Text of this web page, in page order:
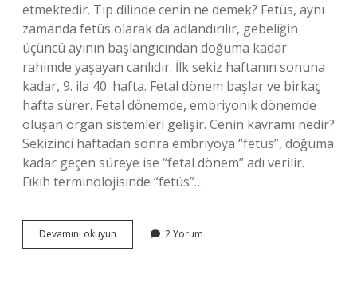
etmektedir. Tıp dilinde cenin ne demek? Fetüs, aynı
zamanda fetüs olarak da adlandırılır, gebeliğin
üçüncü ayının başlangıcından doğuma kadar
rahimde yaşayan canlıdır. İlk sekiz haftanın sonuna
kadar, 9. ila 40. hafta. Fetal dönem başlar ve birkaç
hafta sürer. Fetal dönemde, embriyonik dönemde
oluşan organ sistemleri gelişir. Cenin kavramı nedir?
Sekizinci haftadan sonra embriyoya “fetüs”, doğuma
kadar geçen süreye ise “fetal dönem” adı verilir.
Fıkıh terminolojisinde “fetüs”…
Devamını okuyun
Diğer
2 Yorum